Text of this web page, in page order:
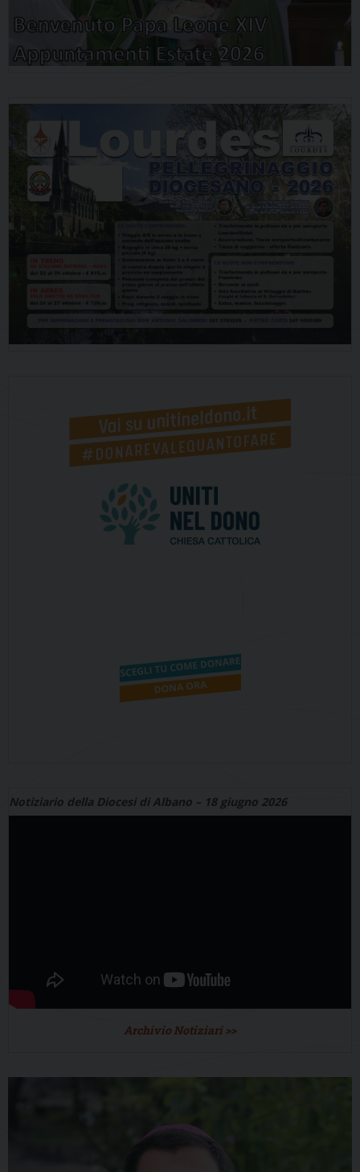
Notiziario della Diocesi di Albano – 18 giugno 2026
Archivio Notiziari >>